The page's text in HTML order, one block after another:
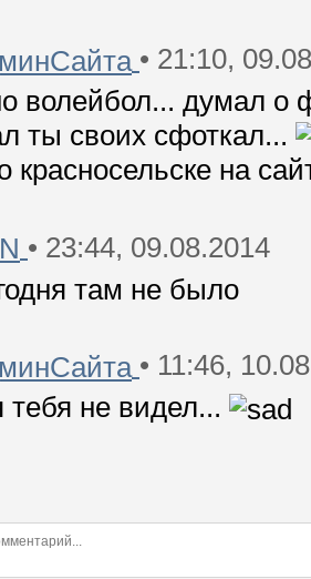
• 21:10,
волейбол... думал о
ты своих сфоткал...
красносельске на
• 23:44, 09.08.2014
там не было
• 11:46,
тебя не видел...